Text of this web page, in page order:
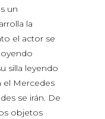
un
la
el actor se
silla leyendo
el Mercedes
se irán. De
objetos